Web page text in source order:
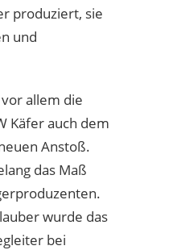
produziert, sie
und
allem die
Käfer auch dem
Anstoß.
das Maß
wurde das
bei